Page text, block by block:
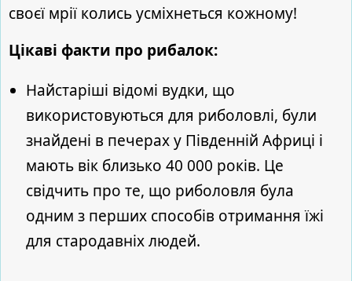
своєї мрії колись усміхнеться кожному!
Цікаві факти про рибалок:
Найстаріші відомі вудки, що
використовуються для риболовлі, були
знайдені в печерах у Південній Африці і
мають вік близько 40 000 років. Це
свідчить про те, що риболовля була
одним з перших способів отримання їжі
для стародавніх людей.